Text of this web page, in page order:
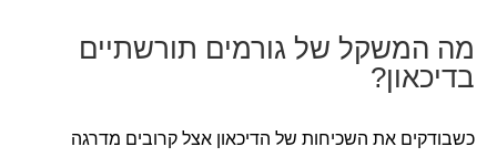
מה המשקל של גורמים תורשתיים
בדיכאון?
כשבודקים את השכיחות של הדיכאון אצל קרובים מדרגה